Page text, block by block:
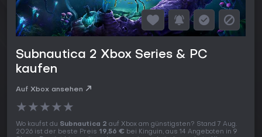
Subnautica 2 Xbox Series & PC
kaufen
Auf Xbox ansehen
★★★★★
Wo kaufst du Subnautica 2 auf Xbox am günstigsten? Stand 7 Aug.
2026 ist der beste Preis 19,56 € bei Kinguin, aus 14 Angeboten in 9